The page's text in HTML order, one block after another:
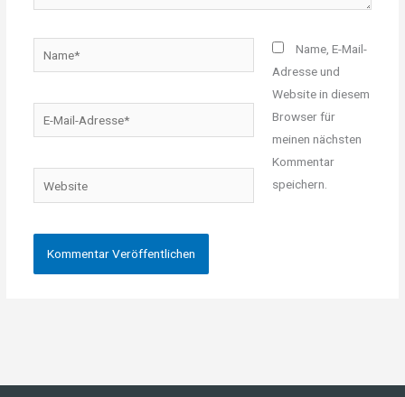
Mail-
Website
Name, E-Mail-
Adresse und
Website in diesem
Browser für
meinen nächsten
Kommentar
speichern.